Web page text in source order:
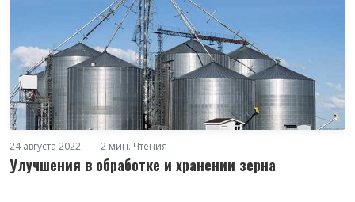
24 августа 2022 2 мин. Чтения
Улучшения в обработке и хранении зерна